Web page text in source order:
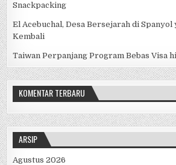
Snackpacking
El Acebuchal, Desa Bersejarah di Spanyol
Kembali
Taiwan Perpanjang Program Bebas Visa
KOMENTAR TERBARU
ARSIP
Agustus 2026